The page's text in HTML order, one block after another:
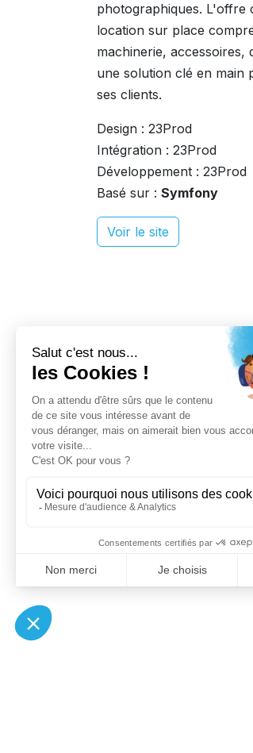
photographiques. L'offre
location sur place
machinerie,
une solution clé en main
ses clients.
Design : 23Prod
Intégration : 23Prod
Développement : 23Prod
Basé sur : Symfony
Voir le site